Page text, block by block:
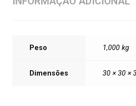
Peso 1,000 kg
Dimensões 30 × 30 ×